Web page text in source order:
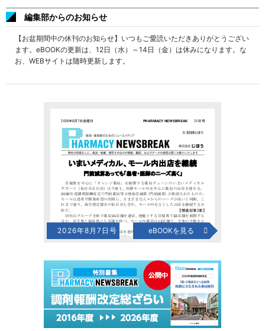
編集部からのお知らせ
【お盆期間中の休刊のお知らせ】いつもご愛読いただきありがとうござい
ます。eBOOKの更新は、12日（水）～14日（金）は休みになります。な
お、WEBサイトは随時更新します。
2026年8月7日号 eBOOKを見る